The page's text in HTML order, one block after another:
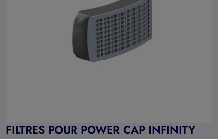
Ouvrir le média 0 en mode modal
FILTRES POUR POWER CAP INFINITY